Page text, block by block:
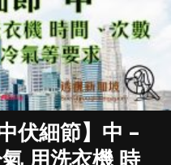
伏細節】中 –
用洗衣機 時